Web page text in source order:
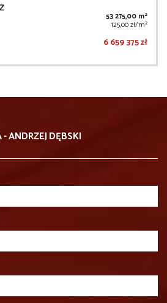
53 275,00 m2
125,00 zł/m2
6 659 375 zł
ANDRZEJ DĘBSKI